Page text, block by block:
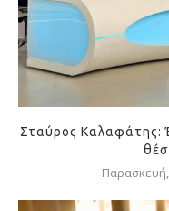
Σταύρος Καλαφάτης: